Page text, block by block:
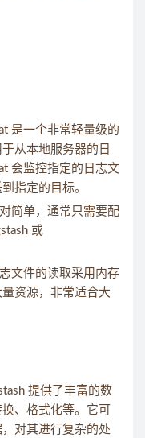
是一个非常轻量级的
从本地服务器的日
会监控指定的日志文
指定的目标。
简单，通常只需要配
或
文件的读取采用内存
资源，非常适合大
提供了丰富的数
、格式化等。它可
对其进行复杂的处